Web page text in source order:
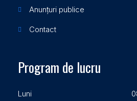
Anunțuri publice
Contact
Program de lucru
Luni